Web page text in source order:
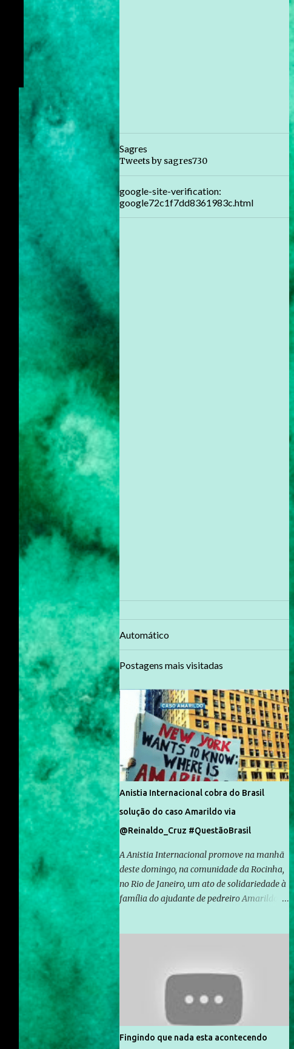
Sagres
Tweets by sagres730
google-site-verification:
google72c1f7dd8361983c.html
Automático
Postagens mais visitadas
Anistia Internacional cobra do Brasil
solução do caso Amarildo via
@Reinaldo_Cruz #QuestãoBrasil
A Anistia Internacional promove na manhã
deste domingo, na comunidade da Rocinha,
no Rio de Janeiro, um ato de solidariedade à
família do ajudante de pedreiro Amarildo de
Rocinha. A assessora de Direitos Humanos
da Anistia Internacional, Renata Neder, disse
à Agência Brasil que ações e atividades de
mobilização são feitas normalmente pela
organização não governamental. As ações
de solidariedade são promovidas em apoio
Fingindo que nada esta acontecendo